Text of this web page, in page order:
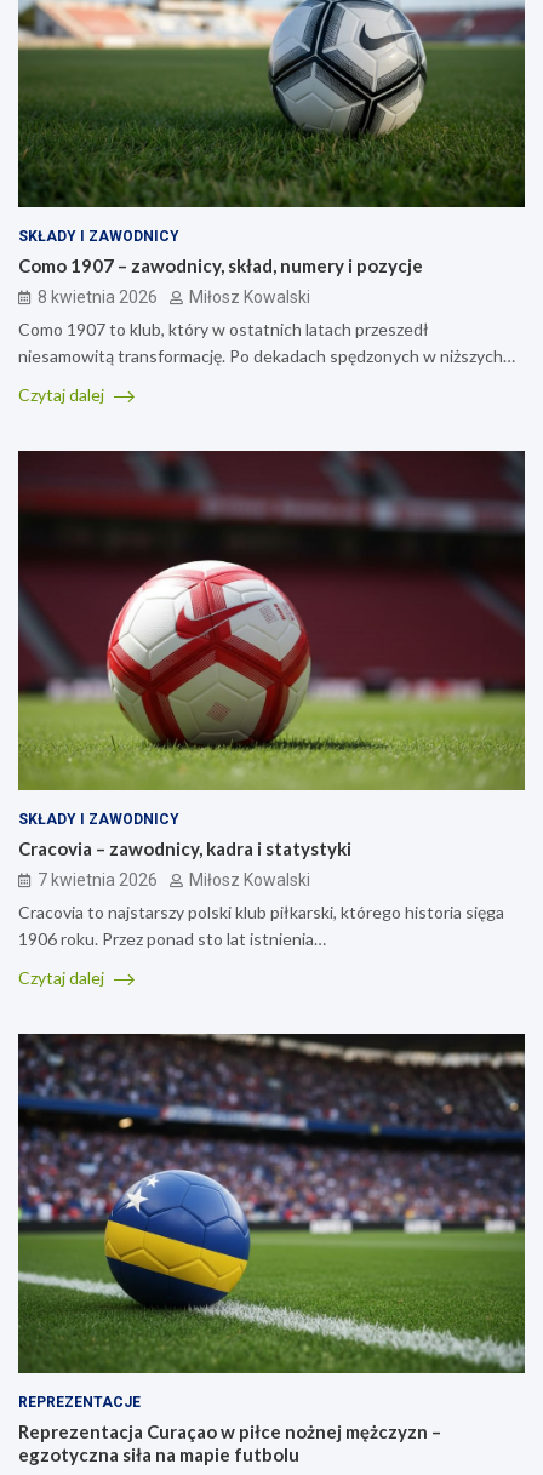
SKŁADY I ZAWODNICY
Como 1907 – zawodnicy, skład, numery i pozycje
8 kwietnia 2026 Miłosz Kowalski
Como 1907 to klub, który w ostatnich latach przeszedł
niesamowitą transformację. Po dekadach spędzonych w niższych…
Czytaj dalej
SKŁADY I ZAWODNICY
Cracovia – zawodnicy, kadra i statystyki
7 kwietnia 2026 Miłosz Kowalski
Cracovia to najstarszy polski klub piłkarski, którego historia sięga
1906 roku. Przez ponad sto lat istnienia…
Czytaj dalej
REPREZENTACJE
Reprezentacja Curaçao w piłce nożnej mężczyzn –
egzotyczna siła na mapie futbolu